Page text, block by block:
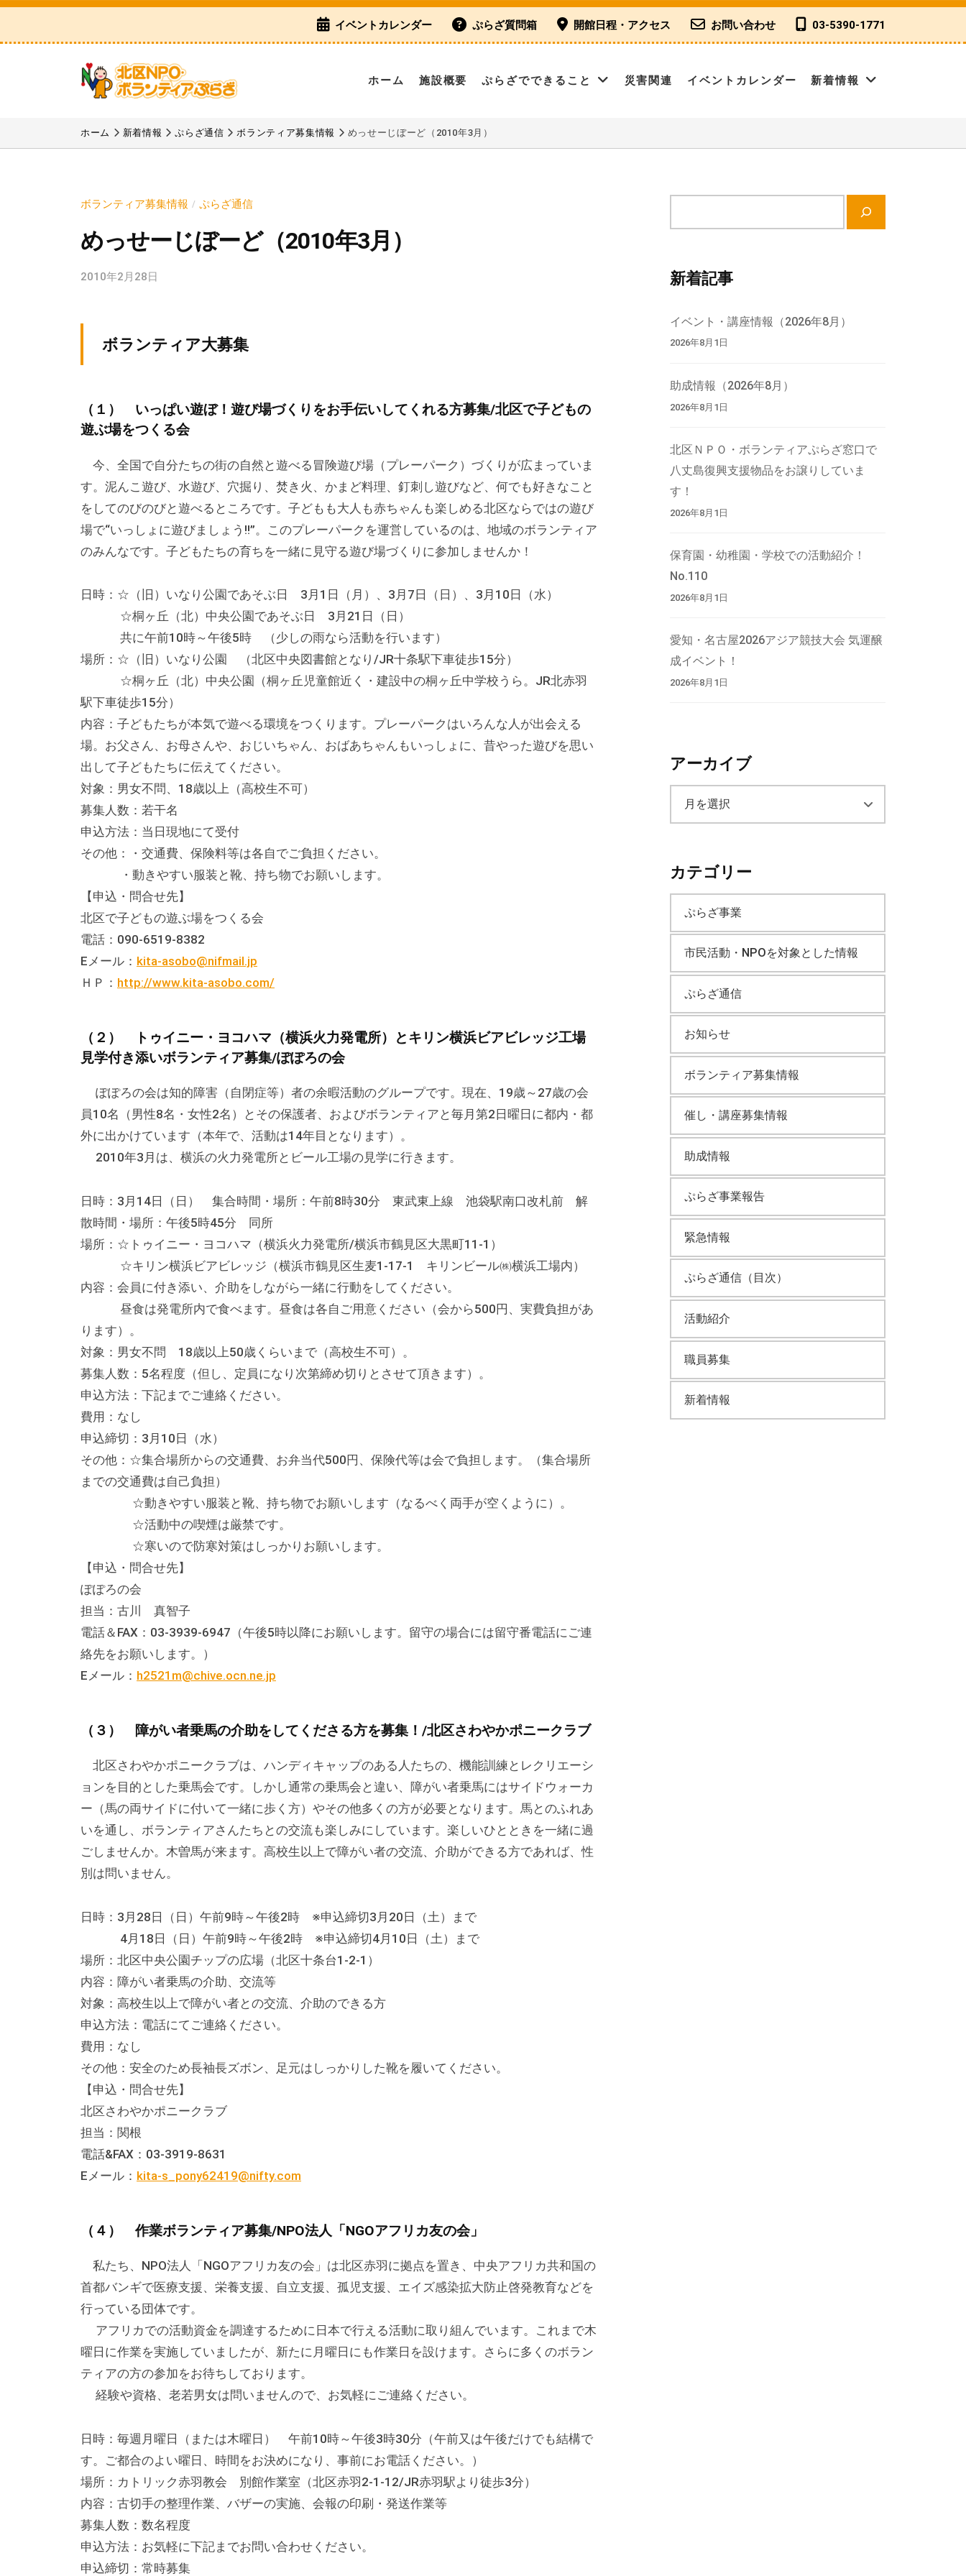
コ
イベントカレンダー ぷらざ質問箱 開館日程・アクセス お問い合わせ 03-5390-1771
区
O
・
ボ
ラ
テ
ら
北
区
・
ラ
テ
ア
ら
ざ
、
N
P
O
ボ
テ
ア
活
動
の
支
や
、
活
に
関
す
る
総
的
な
交
流
で
す
。
々
し
・
講
座
の
開
催
、
機
材
の
貸
出
な
事
て
ま
。
場
所
は
北
と
ぴ
あ
1
1
階
。
ホーム 施設概要 ぷらざでできること 災害関連 イベントカレンダー 新着情報
ホーム 新着情報 ぷらざ通信 ボランティア募集情報 めっせーじぼーど（2010年3月）
ボランティア募集情報 / ぷらざ通信
めっせーじぼーど（2010年3月）
2010年2月28日
p
d
m
n
ボランティア大募集
（１） いっぱい遊ぼ！遊び場づくりをお手伝いしてくれる方募集/北区で子どもの
遊ぶ場をつくる会
今、全国で自分たちの街の自然と遊べる冒険遊び場（プレーパーク）づくりが広まっていま
す。泥んこ遊び、水遊び、穴掘り、焚き火、かまど料理、釘刺し遊びなど、何でも好きなこと
をしてのびのびと遊べるところです。子どもも大人も赤ちゃんも楽しめる北区ならではの遊び
場で“いっしょに遊びましょう!!”。このプレーパークを運営しているのは、地域のボランティア
のみんなです。子どもたちの育ちを一緒に見守る遊び場づくりに参加しませんか！
日時：☆（旧）いなり公園であそぶ日 3月1日（月）、3月7日（日）、3月10日（水）
☆桐ヶ丘（北）中央公園であそぶ日 3月21日（日）
共に午前10時～午後5時 （少しの雨なら活動を行います）
場所：☆（旧）いなり公園 （北区中央図書館となり/JR十条駅下車徒歩15分）
☆桐ヶ丘（北）中央公園（桐ヶ丘児童館近く・建設中の桐ヶ丘中学校うら。JR北赤羽
駅下車徒歩15分）
内容：子どもたちが本気で遊べる環境をつくります。プレーパークはいろんな人が出会える
場。お父さん、お母さんや、おじいちゃん、おばあちゃんもいっしょに、昔やった遊びを思い
出して子どもたちに伝えてください。
対象：男女不問、18歳以上（高校生不可）
募集人数：若干名
申込方法：当日現地にて受付
その他：・交通費、保険料等は各自でご負担ください。
・動きやすい服装と靴、持ち物でお願いします。
【申込・問合せ先】
北区で子どもの遊ぶ場をつくる会
電話：090-6519-8382
Eメール： kita-asobo@nifmail.jp
ＨＰ： http://www.kita-asobo.com/
（２） トゥイニー・ヨコハマ（横浜火力発電所）とキリン横浜ビアビレッジ工場
見学付き添いボランティア募集/ぽぽろの会
ぽぽろの会は知的障害（自閉症等）者の余暇活動のグループです。現在、19歳～27歳の会
員10名（男性8名・女性2名）とその保護者、およびボランティアと毎月第2日曜日に都内・都
外に出かけています（本年で、活動は14年目となります）。
2010年3月は、横浜の火力発電所とビール工場の見学に行きます。
日時：3月14日（日） 集合時間・場所：午前8時30分 東武東上線 池袋駅南口改札前 解
散時間・場所：午後5時45分 同所
場所：☆トゥイニー・ヨコハマ（横浜火力発電所/横浜市鶴見区大黒町11-1）
☆キリン横浜ビアビレッジ（横浜市鶴見区生麦1-17-1 キリンビール㈱横浜工場内）
内容：会員に付き添い、介助をしながら一緒に行動をしてください。
昼食は発電所内で食べます。昼食は各自ご用意ください（会から500円、実費負担があ
ります）。
対象：男女不問 18歳以上50歳くらいまで（高校生不可）。
募集人数：5名程度（但し、定員になり次第締め切りとさせて頂きます）。
申込方法：下記までご連絡ください。
費用：なし
申込締切：3月10日（水）
その他：☆集合場所からの交通費、お弁当代500円、保険代等は会で負担します。（集合場所
までの交通費は自己負担）
☆動きやすい服装と靴、持ち物でお願いします（なるべく両手が空くように）。
☆活動中の喫煙は厳禁です。
☆寒いので防寒対策はしっかりお願いします。
【申込・問合せ先】
ぽぽろの会
担当：古川 真智子
電話＆FAX：03-3939-6947（午後5時以降にお願いします。留守の場合には留守番電話にご連
絡先をお願いします。）
Eメール： h2521m@chive.ocn.ne.jp
（３） 障がい者乗馬の介助をしてくださる方を募集！/北区さわやかポニークラブ
北区さわやかポニークラブは、ハンディキャップのある人たちの、機能訓練とレクリエーシ
ョンを目的とした乗馬会です。しかし通常の乗馬会と違い、障がい者乗馬にはサイドウォーカ
ー（馬の両サイドに付いて一緒に歩く方）やその他多くの方が必要となります。馬とのふれあ
いを通し、ボランティアさんたちとの交流も楽しみにしています。楽しいひとときを一緒に過
ごしませんか。木曽馬が来ます。高校生以上で障がい者の交流、介助ができる方であれば、性
別は問いません。
日時：3月28日（日）午前9時～午後2時 ※申込締切3月20日（土）まで
4月18日（日）午前9時～午後2時 ※申込締切4月10日（土）まで
場所：北区中央公園チップの広場（北区十条台1-2-1）
内容：障がい者乗馬の介助、交流等
対象：高校生以上で障がい者との交流、介助のできる方
申込方法：電話にてご連絡ください。
費用：なし
その他：安全のため長袖長ズボン、足元はしっかりした靴を履いてください。
【申込・問合せ先】
北区さわやかポニークラブ
担当：関根
電話&FAX：03-3919-8631
Eメール： kita-s_pony62419@nifty.com
（４） 作業ボランティア募集/NPO法人「NGOアフリカ友の会」
私たち、NPO法人「NGOアフリカ友の会」は北区赤羽に拠点を置き、中央アフリカ共和国の
首都バンギで医療支援、栄養支援、自立支援、孤児支援、エイズ感染拡大防止啓発教育などを
行っている団体です。
アフリカでの活動資金を調達するために日本で行える活動に取り組んでいます。これまで木
曜日に作業を実施していましたが、新たに月曜日にも作業日を設けます。さらに多くのボラン
ティアの方の参加をお待ちしております。
経験や資格、老若男女は問いませんので、お気軽にご連絡ください。
日時：毎週月曜日（または木曜日） 午前10時～午後3時30分（午前又は午後だけでも結構で
す。ご都合のよい曜日、時間をお決めになり、事前にお電話ください。）
場所：カトリック赤羽教会 別館作業室（北区赤羽2-1-12/JR赤羽駅より徒歩3分）
内容：古切手の整理作業、バザーの実施、会報の印刷・発送作業等
募集人数：数名程度
申込方法：お気軽に下記までお問い合わせください。
申込締切：常時募集
イ
内
検
新着記事
イベント・講座情報（2026年8月）
2026年8月1日
助成情報（2026年8月）
2026年8月1日
北区ＮＰＯ・ボランティアぷらざ窓口で
八丈島復興支援物品をお譲りしていま
す！
2026年8月1日
保育園・幼稚園・学校での活動紹介！
No.110
2026年8月1日
愛知・名古屋2026アジア競技大会 気運醸
成イベント！
2026年8月1日
アーカイブ
カ
カテゴリー
ぷらざ事業
市民活動・NPOを対象とした情報
ぷらざ通信
お知らせ
ボランティア募集情報
催し・講座募集情報
助成情報
ぷらざ事業報告
緊急情報
ぷらざ通信（目次）
活動紹介
職員募集
新着情報
P
O
・
ボ
ン
ア
ら